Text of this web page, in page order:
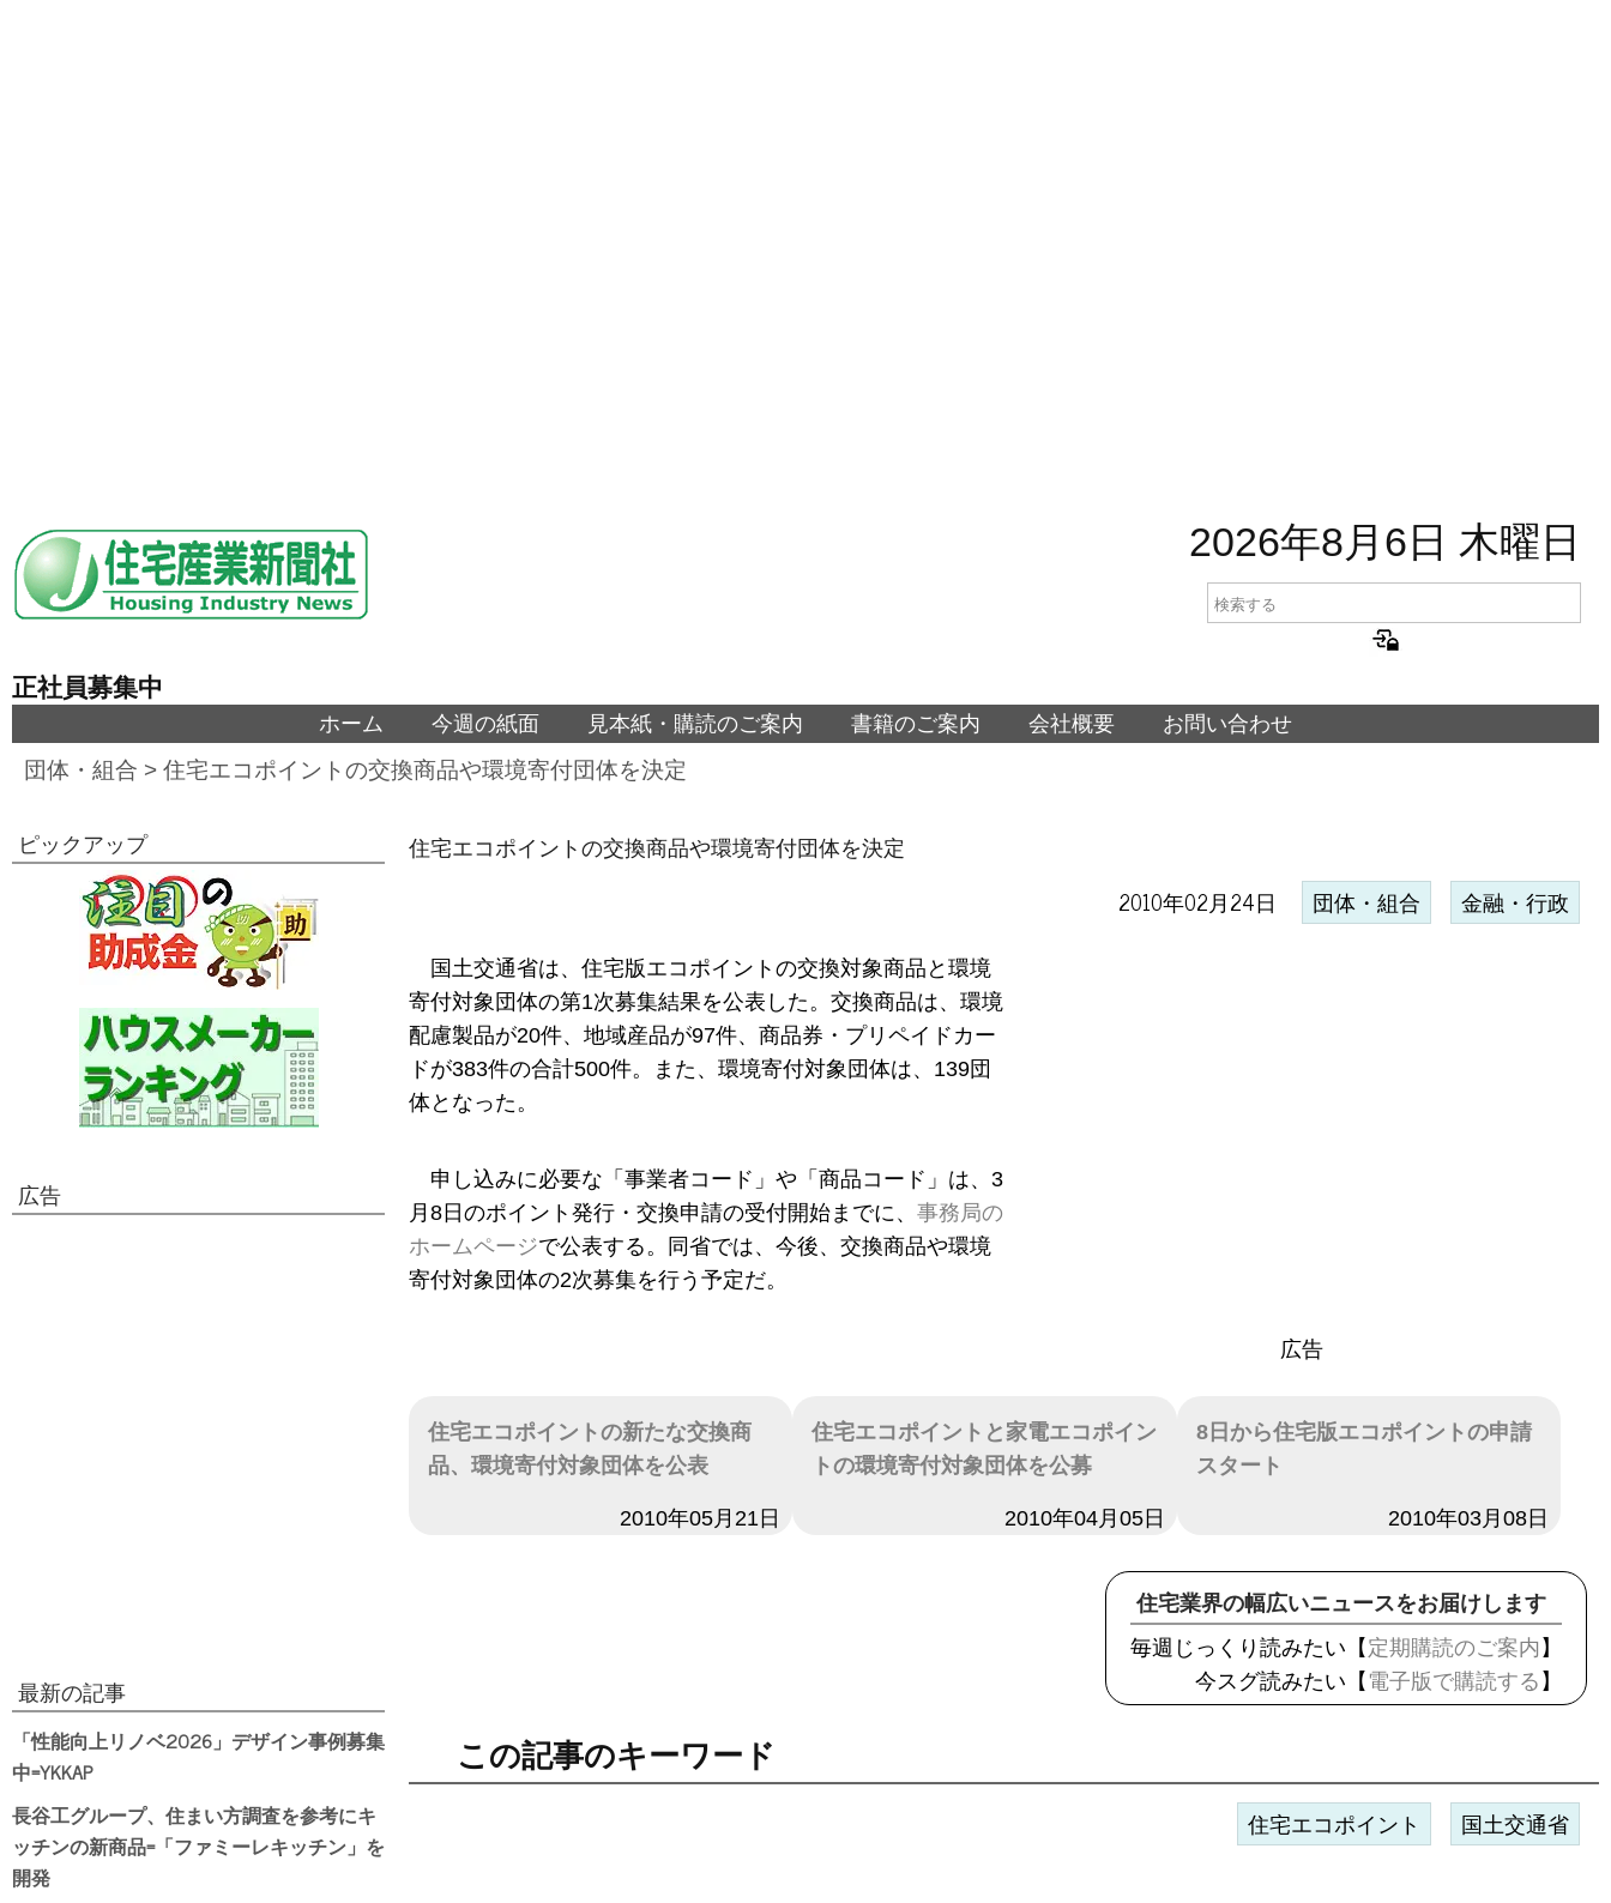
2026年8月6日 木曜日
正社員募集中
ホーム 今週の紙面 見本紙・購読のご案内 書籍のご案内 会社概要 お問い合わせ
団体・組合 > 住宅エコポイントの交換商品や環境寄付団体を決定
住宅エコポイントの交換商品や環境寄付団体を決定
2010年02月24日 団体・組合 金融・行政
広告
国土交通省は、住宅版エコポイントの交換対象商品と環境
寄付対象団体の第1次募集結果を公表した。交換商品は、環境
配慮製品が20件、地域産品が97件、商品券・プリペイドカー
ドが383件の合計500件。また、環境寄付対象団体は、139団
体となった。
申し込みに必要な「事業者コード」や「商品コード」は、3
月8日のポイント発行・交換申請の受付開始までに、 事務局の
ホームページで公表する。同省では、今後、交換商品や環境
寄付対象団体の2次募集を行う予定だ。
住宅エコポイントの新たな交換商
品、環境寄付対象団体を公表
2010年05月21日
住宅エコポイントと家電エコポイン
トの環境寄付対象団体を公募
2010年04月05日
8日から住宅版エコポイントの申請
スタート
2010年03月08日
住宅業界の幅広いニュースをお届けします
毎週じっくり読みたい【 定期購読のご案内 】
今スグ読みたい【 電子版で購読する 】
この記事のキーワード
住宅エコポイント 国土交通省
ピックアップ
広告
最新の記事
「性能向上リノベ2026」デザイン事例募集
中=YKKAP
長谷工グループ、住まい方調査を参考にキ
ッチンの新商品=「ファミーレキッチン」を
開発